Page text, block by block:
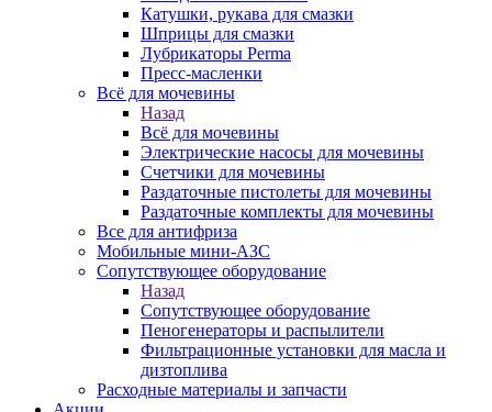
Катушки, рукава для смазки
Шприцы для смазки
Лубрикаторы Perma
Пресс-масленки
Всё для мочевины
Назад
Всё для мочевины
Электрические насосы для мочевины
Счетчики для мочевины
Раздаточные пистолеты для мочевины
Раздаточные комплекты для мочевины
Все для антифриза
Мобильные мини-АЗС
Сопутствующее оборудование
Назад
Сопутствующее оборудование
Пеногенераторы и распылители
Фильтрационные установки для масла и
дизтоплива
Расходные материалы и запчасти